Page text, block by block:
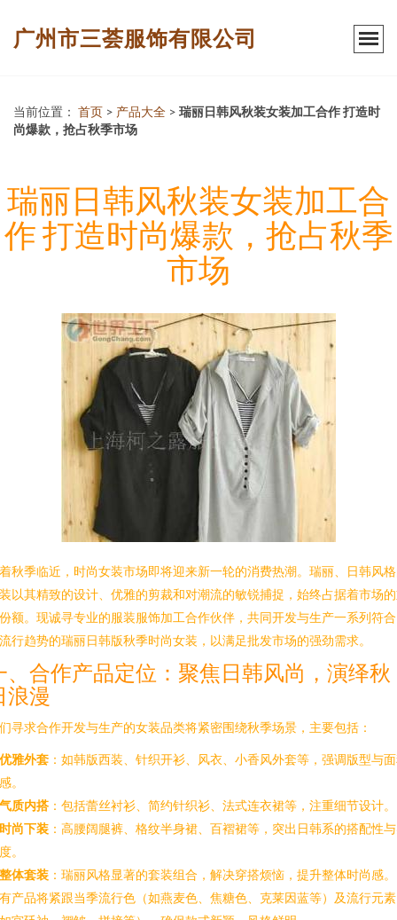
广州市三荟服饰有限公司
当前位置： 首页 > 产品大全 > 瑞丽日韩风秋装女装加工合作 打造时
尚爆款，抢占秋季市场
瑞丽日韩风秋装女装加工合
作 打造时尚爆款，抢占秋季
市场
秋季临近，时尚女装市场即将迎来新一轮的消费热潮。瑞丽、日韩风
以其精致的设计、优雅的剪裁和对潮流的敏锐捕捉，始终占据着市场
额。现诚寻专业的服装服饰加工合作伙伴，共同开发与生产一系列符
行趋势的瑞丽日韩版秋季时尚女装，以满足批发市场的强劲需求。
、合作产品定位：聚焦日韩风尚，演绎秋
浪漫
寻求合作开发与生产的女装品类将紧密围绕秋季场景，主要包括：
优雅外套 ：如韩版西装、针织开衫、风衣、小香风外套等，强调版型与
。
气质内搭 ：包括蕾丝衬衫、简约针织衫、法式连衣裙等，注重细节设计。
时尚下装 ：高腰阔腿裤、格纹半身裙、百褶裙等，突出日韩系的搭配性
。
整体套装 ：瑞丽风格显著的套装组合，解决穿搭烦恼，提升整体时尚感。
产品将紧跟当季流行色（如燕麦色、焦糖色、克莱因蓝等）及流行元素